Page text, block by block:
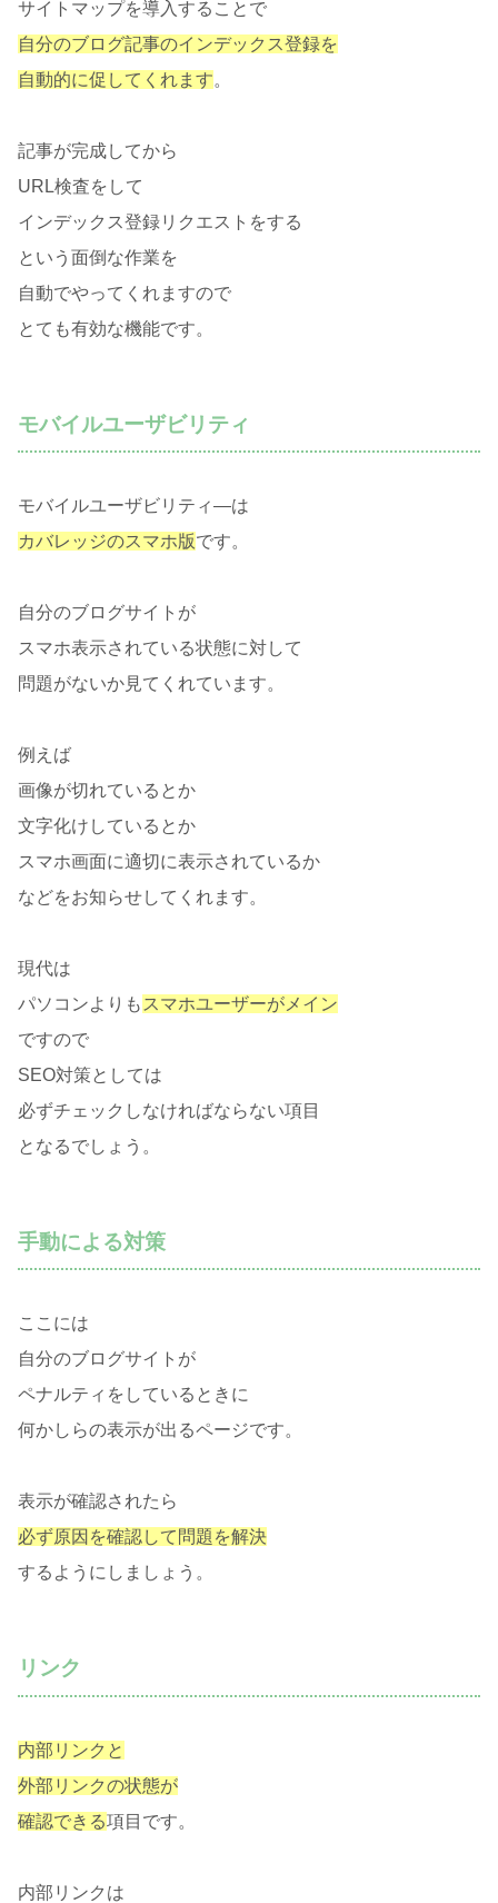
サイトマップを導入することで
自分のブログ記事のインデックス登録を
自動的に促してくれます。
記事が完成してから
URL検査をして
インデックス登録リクエストをする
という面倒な作業を
自動でやってくれますので
とても有効な機能です。
モバイルユーザビリティ
モバイルユーザビリティ―は
カバレッジのスマホ版です。
自分のブログサイトが
スマホ表示されている状態に対して
問題がないか見てくれています。
例えば
画像が切れているとか
文字化けしているとか
スマホ画面に適切に表示されているか
などをお知らせしてくれます。
現代は
パソコンよりも スマホユーザーがメイン
ですので
SEO対策としては
必ずチェックしなければならない項目
となるでしょう。
手動による対策
ここには
自分のブログサイトが
ペナルティをしているときに
何かしらの表示が出るページです。
表示が確認されたら
必ず原因を確認して問題を解決
するようにしましょう。
リンク
内部リンクと
外部リンクの状態が
確認できる項目です。
内部リンクは